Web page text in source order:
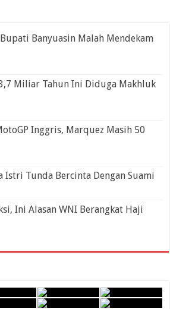
Banyuasin Malah Mendekam
Miliar Tahun Ini Diduga Makhluk
Inggris, Marquez Masih 50
Istri Tunda Bercinta Dengan Suami
Ini Alasan WNI Berangkat Haji